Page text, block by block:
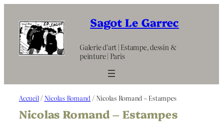
contenu
Sagot Le Garrec
Galerie d’art | Estampe, dessin &
peinture | Paris
Accueil / Nicolas Romand / Nicolas Romand – Estampes
Nicolas Romand – Estampes